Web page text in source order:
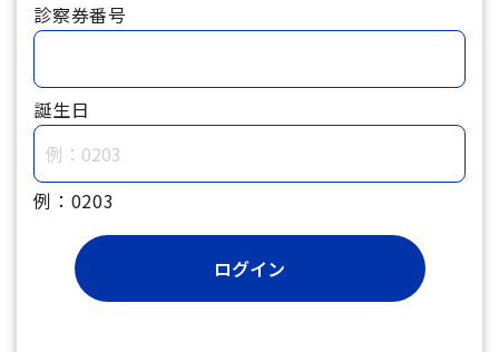
診察券番号
誕生日
例：0203